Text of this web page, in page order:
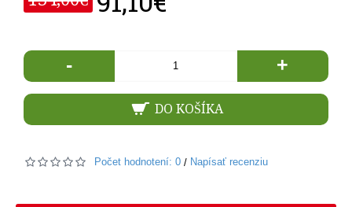
- +
DO KOŠÍKA
Počet hodnotení: 0 / Napísať recenziu